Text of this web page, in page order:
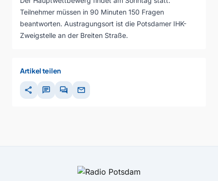
Teilnehmer müssen in 90 Minuten 150 Fragen
beantworten. Austragungsort ist die Potsdamer IHK-
Zweigstelle an der Breiten Straße.
Artikel teilen
share chat forum mail